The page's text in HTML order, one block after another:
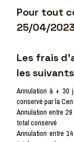
Pour tout
25/04/
Les frais
les
Annulation à + 30
conservé par la
Annulation entre
total conservé
Annulation entre